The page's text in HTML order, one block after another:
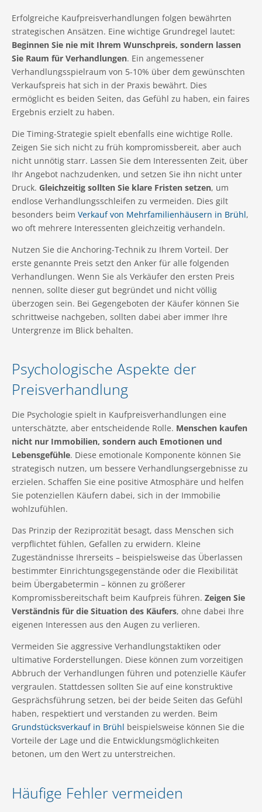
Erfolgreiche Kaufpreisverhandlungen folgen bewährten
strategischen Ansätzen. Eine wichtige Grundregel lautet:
Beginnen Sie nie mit Ihrem Wunschpreis, sondern lassen
Sie Raum für Verhandlungen. Ein angemessener
Verhandlungsspielraum von 5-10% über dem gewünschten
Verkaufspreis hat sich in der Praxis bewährt. Dies
ermöglicht es beiden Seiten, das Gefühl zu haben, ein faires
Ergebnis erzielt zu haben.
Die Timing-Strategie spielt ebenfalls eine wichtige Rolle.
Zeigen Sie sich nicht zu früh kompromissbereit, aber auch
nicht unnötig starr. Lassen Sie dem Interessenten Zeit, über
Ihr Angebot nachzudenken, und setzen Sie ihn nicht unter
Druck. Gleichzeitig sollten Sie klare Fristen setzen, um
endlose Verhandlungsschleifen zu vermeiden. Dies gilt
besonders beim Verkauf von Mehrfamilienhäusern in Brühl,
wo oft mehrere Interessenten gleichzeitig verhandeln.
Nutzen Sie die Anchoring-Technik zu Ihrem Vorteil. Der
erste genannte Preis setzt den Anker für alle folgenden
Verhandlungen. Wenn Sie als Verkäufer den ersten Preis
nennen, sollte dieser gut begründet und nicht völlig
überzogen sein. Bei Gegengeboten der Käufer können Sie
schrittweise nachgeben, sollten dabei aber immer Ihre
Untergrenze im Blick behalten.
Psychologische Aspekte der
Preisverhandlung
Die Psychologie spielt in Kaufpreisverhandlungen eine
unterschätzte, aber entscheidende Rolle. Menschen kaufen
nicht nur Immobilien, sondern auch Emotionen und
Lebensgefühle. Diese emotionale Komponente können Sie
strategisch nutzen, um bessere Verhandlungsergebnisse zu
erzielen. Schaffen Sie eine positive Atmosphäre und helfen
Sie potenziellen Käufern dabei, sich in der Immobilie
wohlzufühlen.
Das Prinzip der Reziprozität besagt, dass Menschen sich
verpflichtet fühlen, Gefallen zu erwidern. Kleine
Zugeständnisse Ihrerseits – beispielsweise das Überlassen
bestimmter Einrichtungsgegenstände oder die Flexibilität
beim Übergabetermin – können zu größerer
Kompromissbereitschaft beim Kaufpreis führen. Zeigen Sie
Verständnis für die Situation des Käufers, ohne dabei Ihre
eigenen Interessen aus den Augen zu verlieren.
Vermeiden Sie aggressive Verhandlungstaktiken oder
ultimative Forderstellungen. Diese können zum vorzeitigen
Abbruch der Verhandlungen führen und potenzielle Käufer
vergraulen. Stattdessen sollten Sie auf eine konstruktive
Gesprächsführung setzen, bei der beide Seiten das Gefühl
haben, respektiert und verstanden zu werden. Beim
Grundstücksverkauf in Brühl beispielsweise können Sie die
Vorteile der Lage und die Entwicklungsmöglichkeiten
betonen, um den Wert zu unterstreichen.
Häufige Fehler vermeiden